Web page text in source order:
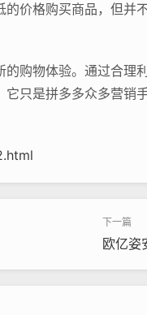
价格购买商品，但
购物体验。通过合
只是拼多多众多营
欧亿姿